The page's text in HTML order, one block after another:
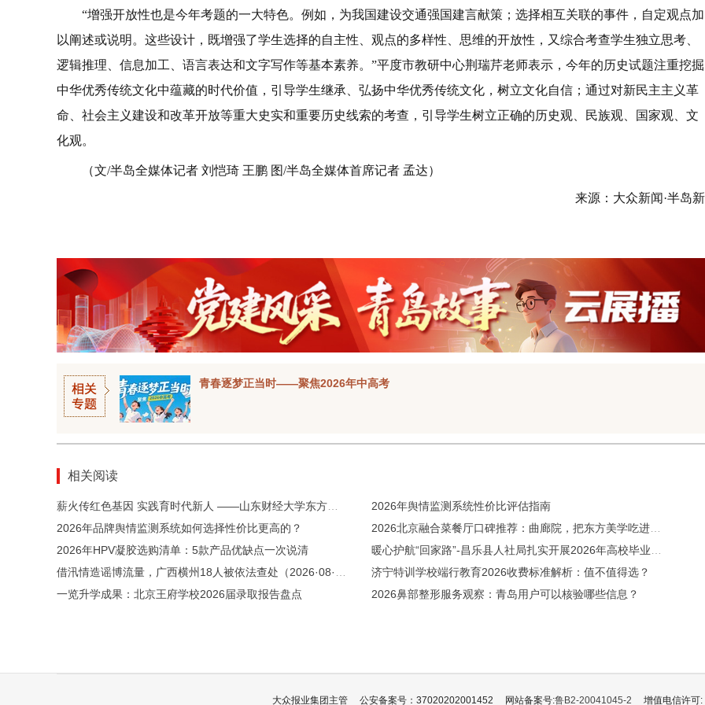
“增强开放性也是今年考题的一大特色。例如，为我国建设交通强国建言献策；选择相互关联的事件，自定观点加
以阐述或说明。这些设计，既增强了学生选择的自主性、观点的多样性、思维的开放性，又综合考查学生独立思考、
逻辑推理、信息加工、语言表达和文字写作等基本素养。”平度市教研中心荆瑞芹老师表示，今年的历史试题注重挖掘
中华优秀传统文化中蕴藏的时代价值，引导学生继承、弘扬中华优秀传统文化，树立文化自信；通过对新民主主义革
命、社会主义建设和改革开放等重大史实和重要历史线索的考查，引导学生树立正确的历史观、民族观、国家观、文
化观。
（文/半岛全媒体记者 刘恺琦 王鹏 图/半岛全媒体首席记者 孟达）
来源：大众新闻·半岛
青春逐梦正当时——聚焦2026年中高考
相关阅读
薪火传红色基因 实践育时代新人 ——山东财经大学东方学院2026年暑期“红色薪火” 社会实践活动圆满落幕
2026年舆情监测系统性价比评估指南
2026年品牌舆情监测系统如何选择性价比更高的？
2026北京融合菜餐厅口碑推荐：曲廊院，把东方美学吃进日常里
2026年HPV凝胶选购清单：5款产品优缺点一次说清
暖心护航“回家路”-昌乐县人社局扎实开展2026年高校毕业生档案转递接收服务工作
借汛情造谣博流量，广西横州18人被依法查处（2026·08·05）
济宁特训学校端行教育2026收费标准解析：值不值得选？
一览升学成果：北京王府学校2026届录取报告盘点
2026鼻部整形服务观察：青岛用户可以核验哪些信息？
大众报业集团主管 公安备案号：37020202001452 网站备案号:鲁B2-20041045-2 增值电信许可